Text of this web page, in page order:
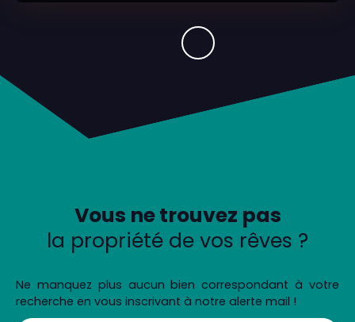
Vous ne trouvez pas
la propriété de vos rêves ?
Ne manquez plus aucun bien correspondant à votre
recherche en vous inscrivant à notre alerte mail !